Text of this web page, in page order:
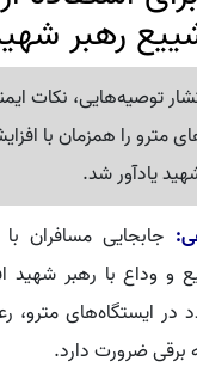
رهبر
توصیه‌هایی، نکات
مترو را همزمان با
یادآور شد.
جابجایی مسافران
و وداع با رهبر شهید
در ایستگاه‌های مترو،
برقی ضرورت دارد.